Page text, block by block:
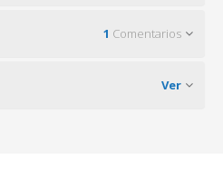
1 Comentarios
Ver